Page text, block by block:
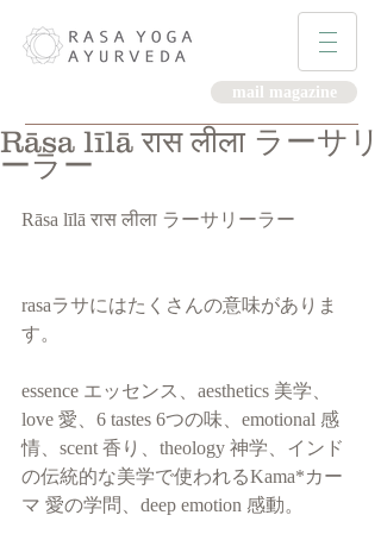
mail magazine
Rāsa līlā रास लीला ラーサリ
ーラー
Rāsa līlā रास लीला ラーサリーラー
rasaラサにはたくさんの意味がありま
す。
essence エッセンス、aesthetics 美学、
love 愛、6 tastes 6つの味、emotional 感
情、scent 香り、theology 神学、インド
の伝統的な美学で使われるKama*カー
マ 愛の学問、deep emotion 感動。